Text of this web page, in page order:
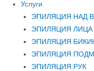
Услуги
ЭПИЛЯЦИЯ НАД
ЭПИЛЯЦИЯ ЛИЦА
ЭПИЛЯЦИЯ
ЭПИЛЯЦИЯ
ЭПИЛЯЦИЯ РУК